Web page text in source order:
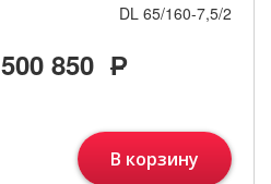
DL 65/160-7,5/2
500 850 Р
В корзину